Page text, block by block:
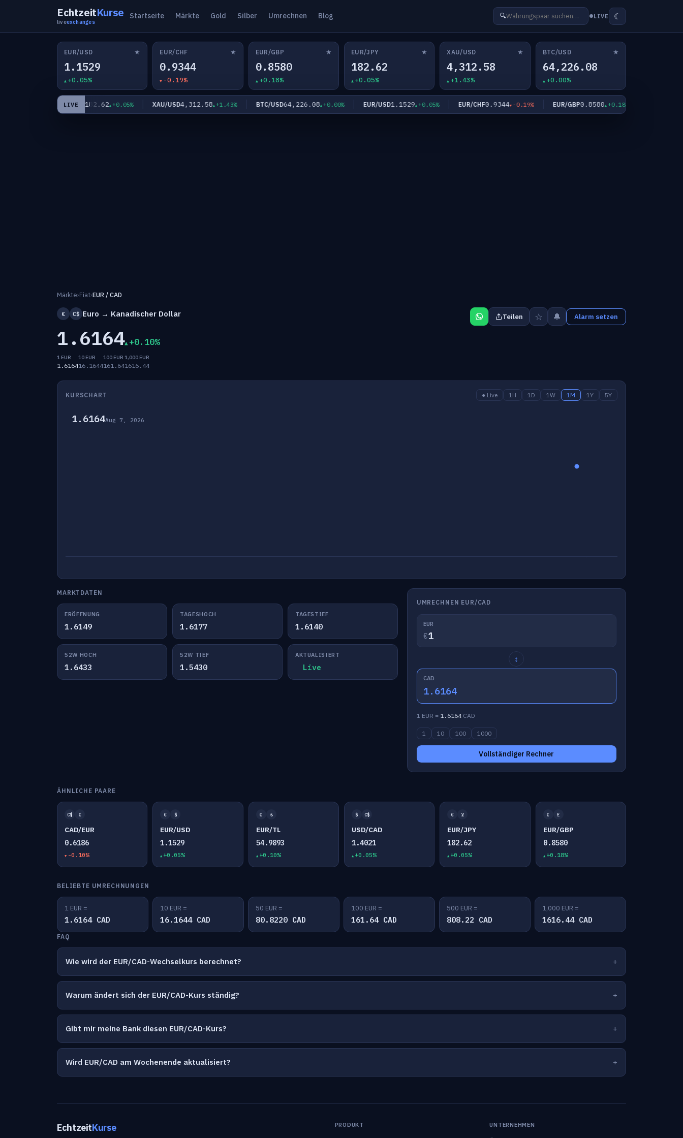
EchtzeitKurse
liveexchanges
Startseite Märkte Gold Silber Umrechnen Blog 🔍 LIVE ☾
EUR/USD ★
1.1529
+0.05%
EUR/CHF ★
0.9344
-0.19%
EUR/GBP ★
0.8580
+0.18%
EUR/JPY ★
182.62
+0.05%
XAU/USD ★
4,312.58
+1.43%
BTC/USD ★
64,226.08
+0.00%
LIVE
EUR/JPY182.62 +0.05% XAU/USD4,312.58 +1.43% BTC/USD64,226.08 +0.00% EUR/USD1.1529 +0.05% EUR/CHF0.9344 -0.19% EUR/GBP0.8580 +0.18%
Märkte›Fiat›EUR / CAD
€ C$ Euro → Kanadischer Dollar
1.6164 +0.10%
1 EUR
1.6164
10 EUR
16.1644
100 EUR
161.64
1,000 EUR
1616.44
Teilen ☆ 🔔 Alarm setzen
KURSCHART ● Live 1H 1D 1W 1M 1Y 5Y
1.6164Aug 7, 2026
MARKTDATEN
ERÖFFNUNG
1.6149
TAGESHOCH
1.6177
TAGESTIEF
1.6140
52W HOCH
1.6433
52W TIEF
1.5430
AKTUALISIERT
Live
UMRECHNEN EUR/CAD
EUR
€
↕
CAD
1.6164
1 EUR = 1.6164CAD
1 10 100 1000
Vollständiger Rechner
ÄHNLICHE PAARE
C$ €
CAD/EUR
0.6186
-0.10%
€ $
EUR/USD
1.1529
+0.05%
€ ₺
EUR/TL
54.9893
+0.10%
$ C$
USD/CAD
1.4021
+0.05%
€ ¥
EUR/JPY
182.62
+0.05%
€ £
EUR/GBP
0.8580
+0.18%
BELIEBTE UMRECHNUNGEN
1 EUR =
1.6164 CAD
10 EUR =
16.1644 CAD
50 EUR =
80.8220 CAD
100 EUR =
161.64 CAD
500 EUR =
808.22 CAD
1,000 EUR =
1616.44 CAD
FAQ
Wie wird der EUR/CAD-Wechselkurs berechnet?
Warum ändert sich der EUR/CAD-Kurs ständig?
Gibt mir meine Bank diesen EUR/CAD-Kurs?
Wird EUR/CAD am Wochenende aktualisiert?
EchtzeitKurse PRODUKT UNTERNEHMEN